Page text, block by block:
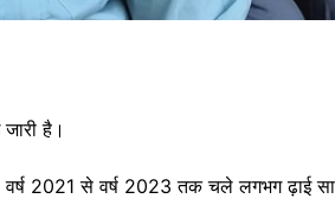
है।
वर्ष 2021 से वर्ष 2023 तक चले लगभग ढ़ाई